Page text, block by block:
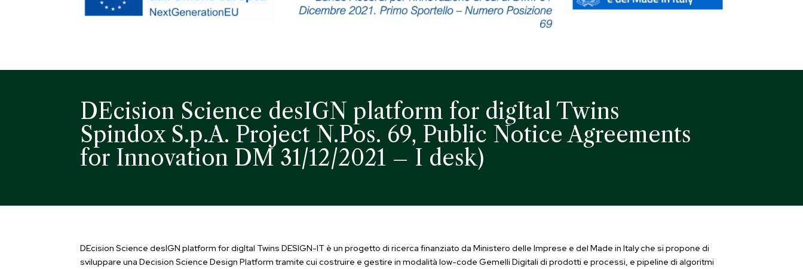
DEcision Science desIGN platform for digItal Twins
Spindox S.p.A. Project N.Pos. 69, Public Notice Agreements
for Innovation DM 31/12/2021 – I desk)
DEcision Science desIGN platform for digItal Twins DESIGN-IT è un progetto di ricerca finanziato da Ministero delle Imprese e del Made in Italy che si propone di
sviluppare una Decision Science Design Platform tramite cui costruire e gestire in modalità low-code Gemelli Digitali di prodotti e processi, e pipeline di algoritmi